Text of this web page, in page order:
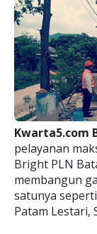
Kwarta5.com
pelayanan
Bright PLN
membangun
satunya
Patam Lestari,